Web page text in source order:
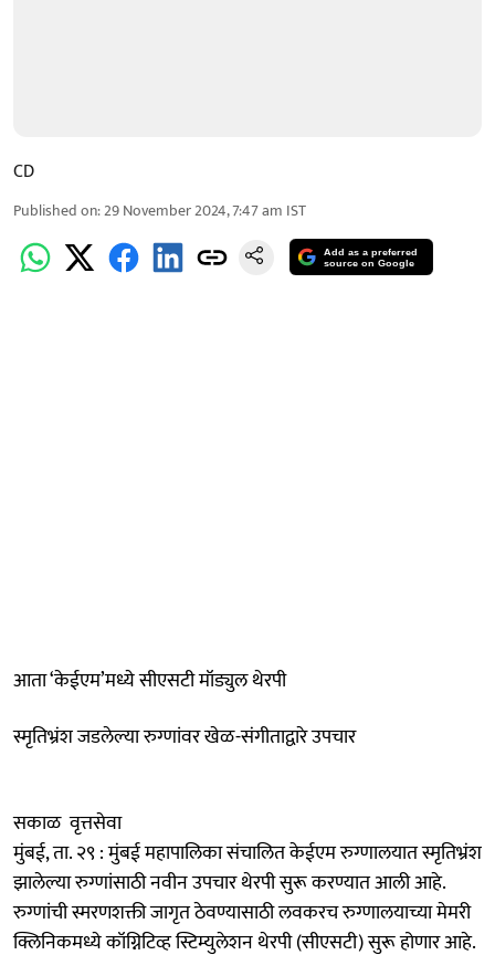
CD
Published on:29 November 2024, 7:47 am IST
Add as a preferred
source on Google
आता ‘केईएम’मध्ये सीएसटी मॉड्युल थेरपी
स्मृतिभ्रंश जडलेल्या रुग्णांवर खेळ-संगीताद्वारे उपचार
सकाळ वृत्तसेवा
मुंबई, ता. २९ : मुंबई महापालिका संचालित केईएम रुग्णालयात स्मृतिभ्रंश
झालेल्या रुग्णांसाठी नवीन उपचार थेरपी सुरू करण्यात आली आहे.
रुग्णांची स्मरणशक्ती जागृत ठेवण्यासाठी लवकरच रुग्णालयाच्या मेमरी
क्लिनिकमध्ये कॉग्निटिव्ह स्टिम्युलेशन थेरपी (सीएसटी) सुरू होणार आहे.